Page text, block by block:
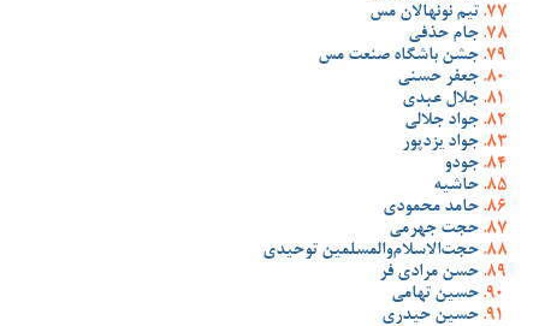
تیم نونهالان مس
جام حذفی
جشن باشگاه صنعت مس
جعفر حسنی
جلال عبدی
جواد جلالی
جواد یزدپور
جودو
حاشیه
حامد محمودی
حجت جهرمی
حجت‌الاسلام‌والمسلمین توحیدی
حسن مرادی فر
حسین تهامی
حسین حیدری